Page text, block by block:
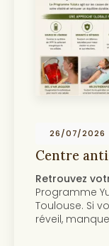
avec le
près de
fatigué dès le
une…